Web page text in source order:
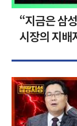
“지금은 삼
시장의 지배